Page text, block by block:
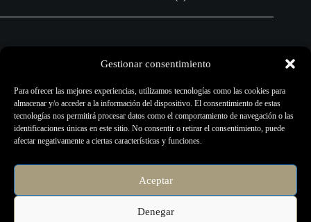
Gestionar consentimiento
Para ofrecer las mejores experiencias, utilizamos tecnologías como las cookies para
almacenar y/o acceder a la información del dispositivo. El consentimiento de estas
tecnologías nos permitirá procesar datos como el comportamiento de navegación o las
identificaciones únicas en este sitio. No consentir o retirar el consentimiento, puede
afectar negativamente a ciertas características y funciones.
Aceptar
Denegar
La poderosa cinta auto adhesiva Electric Ink es una envoltura para
agarre al grip y para reducir la vibración.
Hecha de tela elástica especial, material antideslizante, resistente a la
humidad, no se soltará fácilmente por el sudor o por el agua.
Dimensión: 5cm x 4,50m
Venta unitaria.